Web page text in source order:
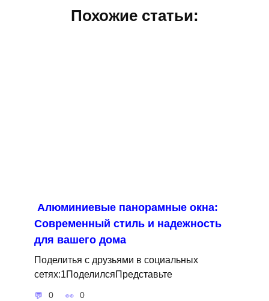
Похожие статьи:
Алюминиевые панорамные окна:
Современный стиль и надежность
для вашего дома
Поделитья с друзьями в социальных
сетях:1ПоделилсяПредставьте
0 0